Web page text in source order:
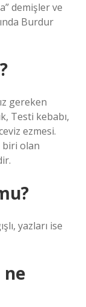
demişler ve
Burdur
gereken
Testi kebabı,
ezmesi.
biri olan
yazları ise
ne